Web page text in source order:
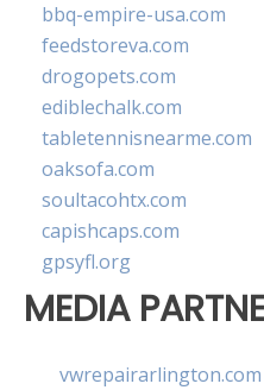
bbq-empire-usa.com
feedstoreva.com
drogopets.com
ediblechalk.com
tabletennisnearme.com
oaksofa.com
soultacohtx.com
capishcaps.com
gpsyfl.org
MEDIA
vwrepairarlington.com